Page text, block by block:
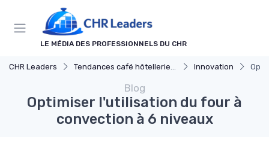
LE MÉDIA DES PROFESSIONNELS DU CHR
CHR Leaders Tendances café hôtellerie et restauration Innovation
Blog
Optimiser l'utilisation du four à
convection à 6 niveaux
Panneau de gestion des cookies